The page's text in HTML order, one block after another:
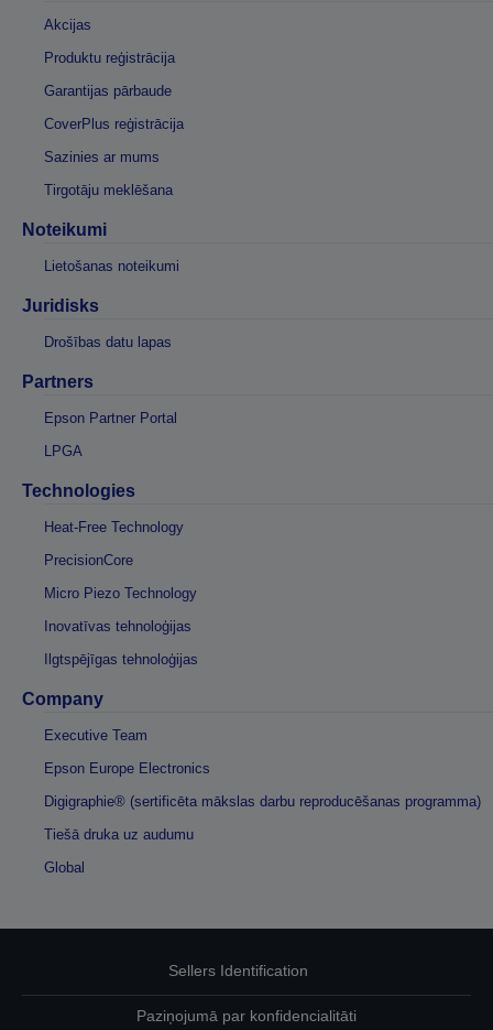
Akcijas
Produktu reģistrācija
Garantijas pārbaude
CoverPlus reģistrācija
Sazinies ar mums
Tirgotāju meklēšana
Noteikumi
Lietošanas noteikumi
Juridisks
Drošības datu lapas
Partners
Epson Partner Portal
LPGA
Technologies
Heat-Free Technology
PrecisionCore
Micro Piezo Technology
Inovatīvas tehnoloģijas
Ilgtspējīgas tehnoloģijas
Company
Executive Team
Epson Europe Electronics
Digigraphie® (sertificēta mākslas darbu reproducēšanas programma)
Tiešā druka uz audumu
Global
Sellers Identification
Paziņojumā par konfidencialitāti